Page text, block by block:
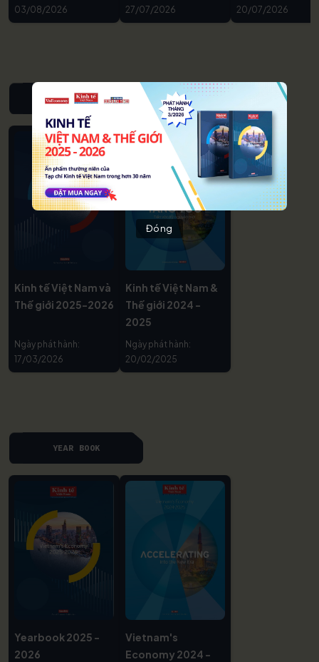
03/08/2026 27/07/2026 20/07/2026
NIÊN GIÁM KINH TẾ VIỆT NAM & THẾ GIỚI
Kinh tế Việt Nam và
Thế giới 2025-2026
Ngày phát hành:
17/03/2026
Kinh tế Việt Nam &
Thế giới 2024 -
2025
Ngày phát hành:
20/02/2025
YEAR BOOK
Yearbook 2025 -
2026
Vietnam's
Economy 2024 -
Đóng